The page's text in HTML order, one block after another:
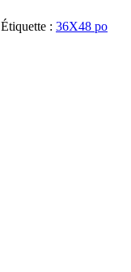
Étiquette : 36X48 po